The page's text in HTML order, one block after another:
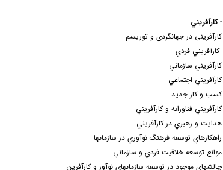
- کارآفريني
کارآفرینی در جهانگردی و توریسم
کارآفريني فردي
کارآفريني سازماني
کارآفريني اجتماعي
کسب و کار جديد
کارآفريني فناورانه و کارآفريني
هدايت و رهبري در کارآفريني
راهكارهاي توسعه فرهنگ نوآوري در سازمان‎ها
موانع توسعه خلاقيت فردي و سازماني
چالش‎هاي موجود در توسعه سازمان‎هاي نوآور و كارآفرين